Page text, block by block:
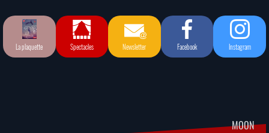
La plaquette Spectacles Newsletter Facebook Instagram
MOON